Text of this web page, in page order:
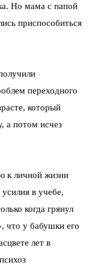
Но мама с папой
приспособиться
переходного
который
а потом исчез
к личной жизни
в учебе,
когда грянул
что у бабушки его
лет в